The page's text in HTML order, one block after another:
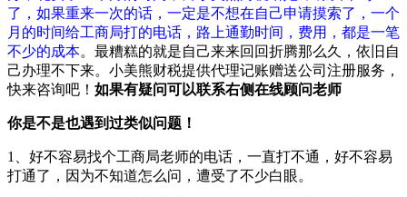
了，如果重来一次的话，一定是不想在自己申请摸索了，一个
月的时间给工商局打的电话，路上通勤时间，费用，都是一笔
不少的成本。最糟糕的就是自己来来回回折腾那么久，依旧自
己办理不下来。小美熊财税提供代理记账赠送公司注册服务，
快来咨询吧！ 如果有疑问可以联系右侧在线顾问老师
你是不是也遇到过类似问题！
1、好不容易找个工商局老师的电话，一直打不通，好不容易
打通了，因为不知道怎么问，遭受了不少白眼。